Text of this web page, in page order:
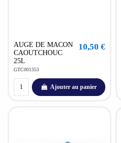
AUGE DE MACON
CAOUTCHOUC
25L
GTC001353
10,50 €
Ajouter au panier